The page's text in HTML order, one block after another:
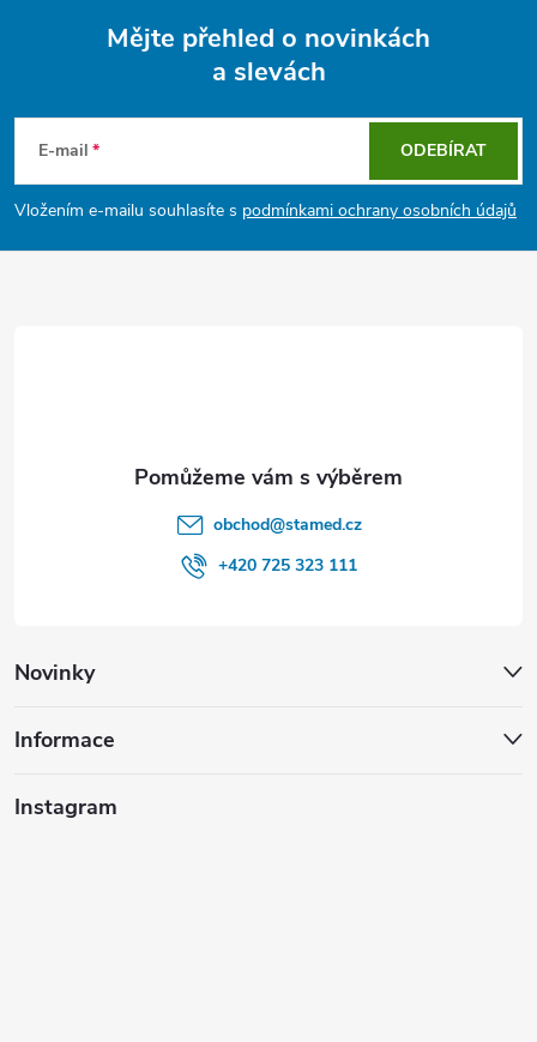
p
a
Mějte přehled o novinkách
a slevách
E-mail
Vložením e-mailu souhlasíte s podmínkami ochrany osobních údajů
ODEBÍRAT
Novinky
Informace
Instagram
obchod@stamed.cz
+420 725 323 111